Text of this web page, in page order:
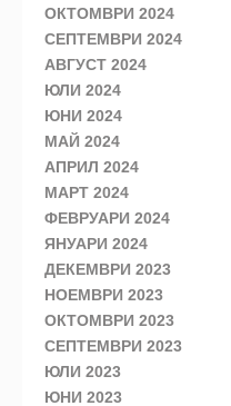
ОКТОМВРИ 2024
СЕПТЕМВРИ 2024
АВГУСТ 2024
ЮЛИ 2024
ЮНИ 2024
МАЙ 2024
АПРИЛ 2024
МАРТ 2024
ФЕВРУАРИ 2024
ЯНУАРИ 2024
ДЕКЕМВРИ 2023
НОЕМВРИ 2023
ОКТОМВРИ 2023
СЕПТЕМВРИ 2023
ЮЛИ 2023
ЮНИ 2023